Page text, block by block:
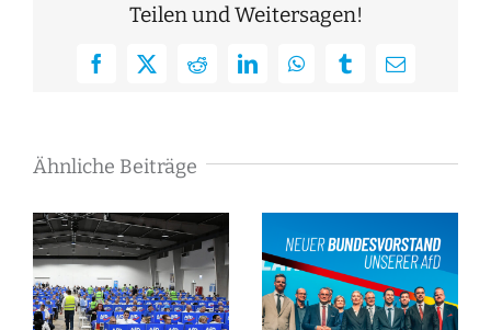
Teilen und Weitersagen!
Facebook
X RedditLinkedInWhatsAppTumblrE-
Ähnliche Beiträge